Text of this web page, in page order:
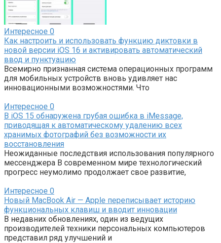
Интересное 0
Как настроить и использовать функцию диктовки в
новой версии iOS 16 и активировать автоматический
ввод и пунктуацию
Всемирно признанная система операционных программ
для мобильных устройств вновь удивляет нас
инновационными возможностями. Что
Интересное 0
В iOS 15 обнаружена грубая ошибка в iMessage,
приводящая к автоматическому удалению всех
хранимых фотографий без возможности их
восстановления
Неожиданные последствия использования популярного
мессенджера В современном мире технологический
прогресс неумолимо продолжает свое развитие,
Интересное 0
Новый MacBook Air — Apple переписывает историю
функциональных клавиш и вводит инновации
В недавних обновлениях, один из ведущих
производителей техники персональных компьютеров
представил ряд улучшений и